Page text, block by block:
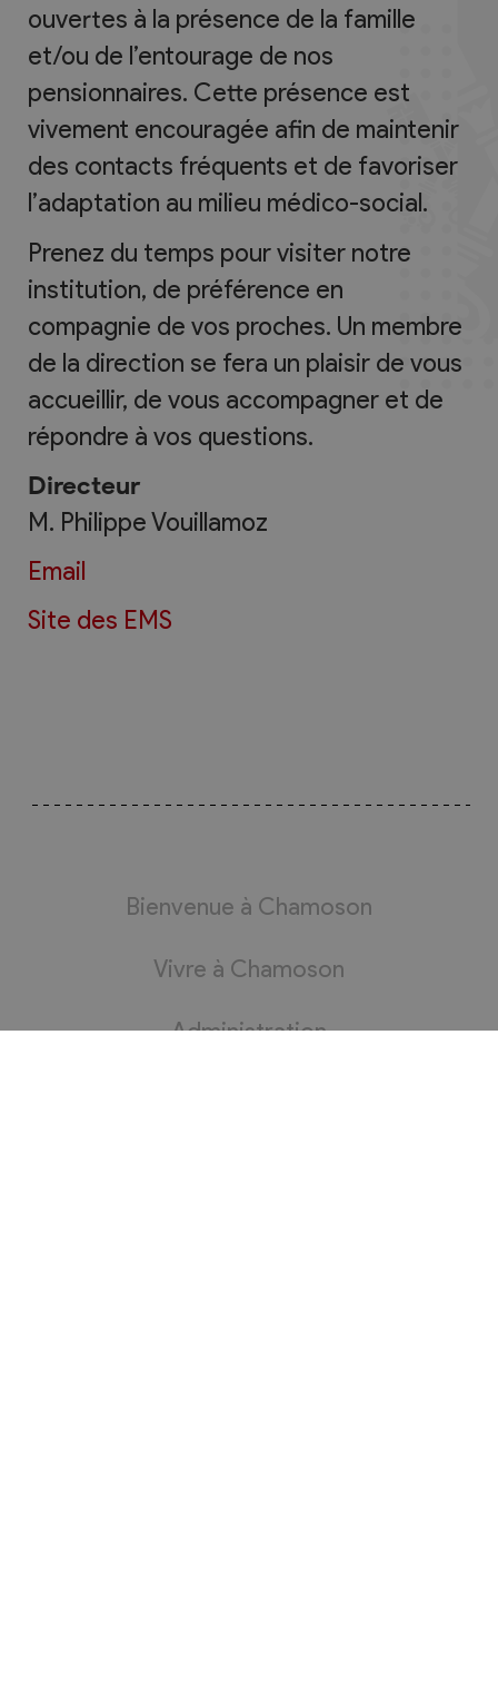
ouvertes à la présence de la famille
et/ou de l’entourage de nos
pensionnaires. Cette présence est
vivement encouragée afin de maintenir
des contacts fréquents et de favoriser
l’adaptation au milieu médico-social.
Prenez du temps pour visiter notre
institution, de préférence en
compagnie de vos proches. Un membre
de la direction se fera un plaisir de vous
accueillir, de vous accompagner et de
répondre à vos questions.
Directeur
M. Philippe Vouillamoz
Email
Site des EMS
Bienvenue à Chamoson
Vivre à Chamoson
Administration